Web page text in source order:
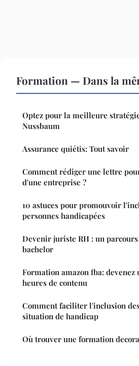
Formation — Dans la
Optez pour la meilleure
Nussbaum
Assurance quiétis: Tout savoir
Comment rédiger une lettre
d'une entreprise ?
10 astuces pour promouvoir
personnes handicapées
Devenir juriste RH : un
bachelor
Formation amazon fba: devenez
heures de contenu
Comment faciliter l'inclusion
situation de handicap
Où trouver une formation